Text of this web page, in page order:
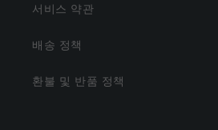
서비스 약관
배송 정책
환불 및 반품 정책